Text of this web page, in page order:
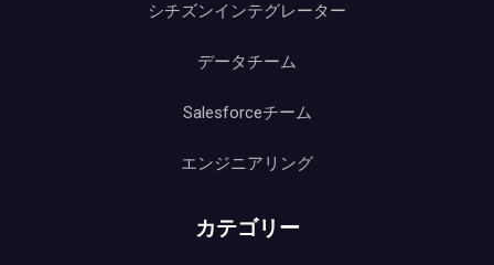
シチズンインテグレーター
データチーム
Salesforceチーム
エンジニアリング
カテゴリー